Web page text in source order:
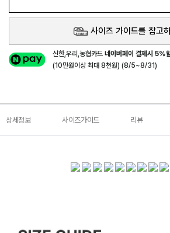
사이즈 가이드를 참고
신한,우리,농협카드네이버페이 결제시 5%
(10만원이상 최대 8천원) (8/5~8/31)
상세정보 사이즈가이드 리뷰